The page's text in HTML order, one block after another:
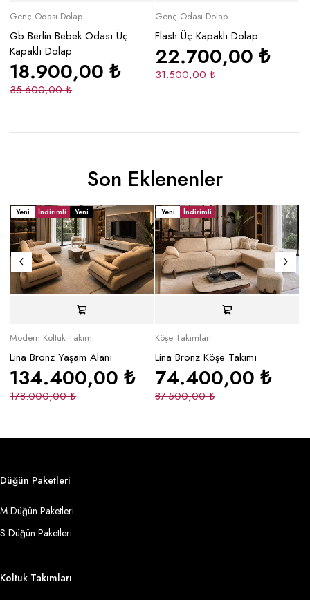
Genç Odası Dolap
Gb Berlin Bebek Odası Üç
Kapaklı Dolap
35.600,00₺
18.900,00₺
Genç Odası Dolap
Flash Üç Kapaklı Dolap
31.500,00₺
22.700,00 ₺
Son Eklenenler
Yeni İndirimli Yeni
Modern Koltuk Takımı
Lina Bronz Yaşam Alanı
178.000,00₺
134.400,00₺
Yeni İndirimli
Köşe Takımları
Lina Bronz Köşe Takımı
87.500,00₺
74.400,00₺
Düğün Paketleri
M Düğün Paketleri
S Düğün Paketleri
Koltuk Takımları